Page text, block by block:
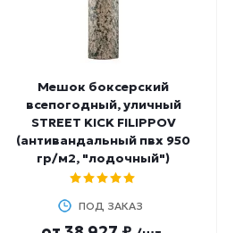
Мешок боксерский
всепогодный, уличный
STREET KICK FILIPPOV
(антивандальный пвх 950
гр/м2, "лодочный")
ПОД ЗАКАЗ